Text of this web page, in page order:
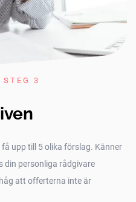
STEG 3
upp till 5 olika förslag. Känner
din personliga rådgivare
att offerterna inte är